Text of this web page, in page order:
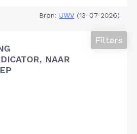
Bron: UWV (13-07-2026)
NAAR
Filters